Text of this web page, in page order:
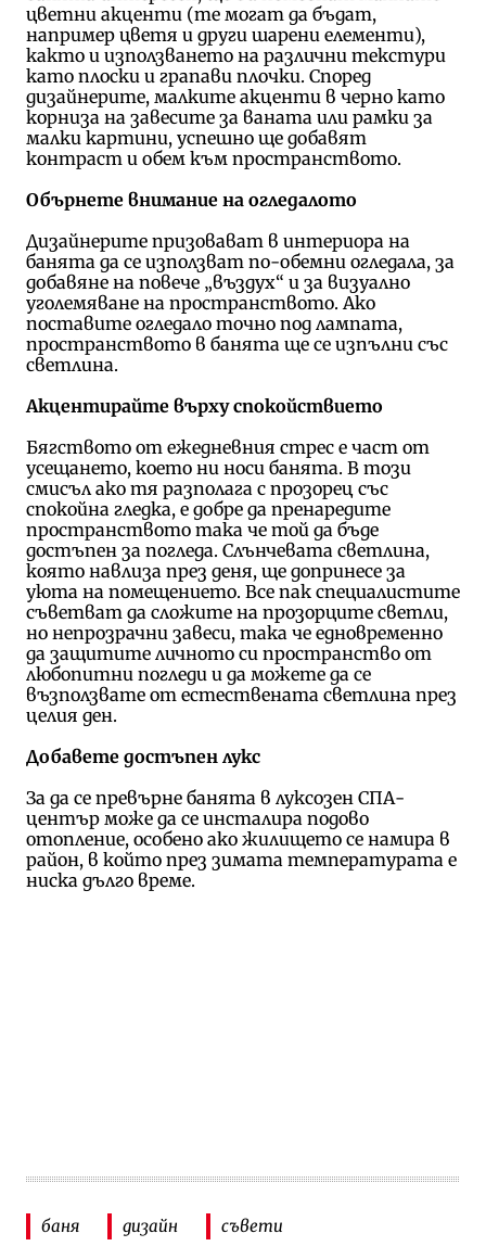
цветни акценти (те могат да бъдат,
например цветя и други шарени елементи),
както и използването на различни текстури
като плоски и грапави плочки. Според
дизайнерите, малките акценти в черно като
корниза на завесите за ваната или рамки за
малки картини, успешно ще добавят
контраст и обем към пространството.
Обърнете внимание на огледалото
Дизайнерите призовават в интериора на
банята да се използват по-обемни огледала, за
добавяне на повече „въздух“ и за визуално
уголемяване на пространството. Ако
поставите огледало точно под лампата,
пространството в банята ще се изпълни със
светлина.
Акцентирайте върху спокойствието
Бягството от ежедневния стрес е част от
усещането, което ни носи банята. В този
смисъл ако тя разполага с прозорец със
спокойна гледка, е добре да пренаредите
пространството така че той да бъде
достъпен за погледа. Слънчевата светлина,
която навлиза през деня, ще допринесе за
уюта на помещението. Все пак специалистите
съветват да сложите на прозорците светли,
но непрозрачни завеси, така че едновременно
да защитите личното си пространство от
любопитни погледи и да можете да се
възползвате от естествената светлина през
целия ден.
Добавете достъпен лукс
За да се превърне банята в луксозен СПА-
център може да се инсталира подово
отопление, особено ако жилището се намира в
район, в който през зимата температурата е
ниска дълго време.
баня дизайн съвети